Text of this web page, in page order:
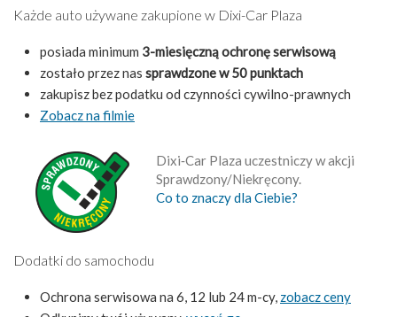
Każde auto używane zakupione w Dixi-Car Plaza
posiada minimum 3-miesięczną ochronę serwisową
zostało przez nas sprawdzone w 50 punktach
zakupisz bez podatku od czynności cywilno-prawnych
Zobacz na filmie
Dixi‑Car Plaza uczestniczy w akcji
Sprawdzony/Niekręcony.
Co to znaczy dla Ciebie?
Dodatki do samochodu
Ochrona serwisowa na 6, 12 lub 24 m-cy, zobacz ceny